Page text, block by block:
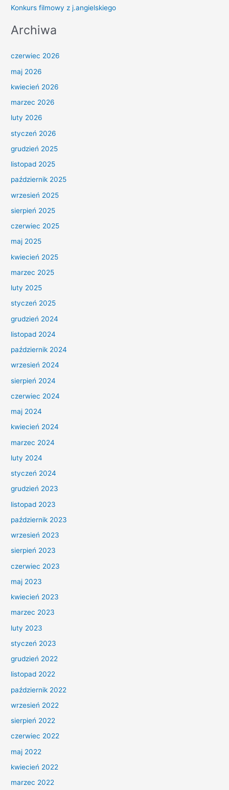
Konkurs filmowy z j.angielskiego
Archiwa
czerwiec 2026
maj 2026
kwiecień 2026
marzec 2026
luty 2026
styczeń 2026
grudzień 2025
listopad 2025
październik 2025
wrzesień 2025
sierpień 2025
czerwiec 2025
maj 2025
kwiecień 2025
marzec 2025
luty 2025
styczeń 2025
grudzień 2024
listopad 2024
październik 2024
wrzesień 2024
sierpień 2024
czerwiec 2024
maj 2024
kwiecień 2024
marzec 2024
luty 2024
styczeń 2024
grudzień 2023
listopad 2023
październik 2023
wrzesień 2023
sierpień 2023
czerwiec 2023
maj 2023
kwiecień 2023
marzec 2023
luty 2023
styczeń 2023
grudzień 2022
listopad 2022
październik 2022
wrzesień 2022
sierpień 2022
czerwiec 2022
maj 2022
kwiecień 2022
marzec 2022